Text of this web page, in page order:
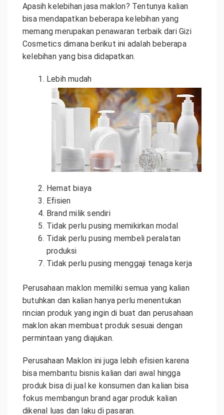
Apasih kelebihan jasa maklon? Tentunya kalian
bisa mendapatkan beberapa kelebihan yang
memang merupakan penawaran terbaik dari Gizi
Cosmetics dimana berikut ini adalah beberapa
kelebihan yang bisa didapatkan.
Lebih mudah
Hemat biaya
Efisien
Brand milik sendiri
Tidak perlu pusing memikirkan modal
Tidak perlu pusing membeli peralatan
produksi
Tidak perlu pusing menggaji tenaga kerja
Perusahaan maklon memiliki semua yang kalian
butuhkan dan kalian hanya perlu menentukan
rincian produk yang ingin di buat dan perusahaan
maklon akan membuat produk sesuai dengan
permintaan yang diajukan.
Perusahaan Maklon ini juga lebih efisien karena
bisa membantu bisnis kalian dari awal hingga
produk bisa di jual ke konsumen dan kalian bisa
fokus membangun brand agar produk kalian
dikenal luas dan laku di pasaran.